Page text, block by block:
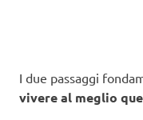
I due passaggi
vivere al meglio